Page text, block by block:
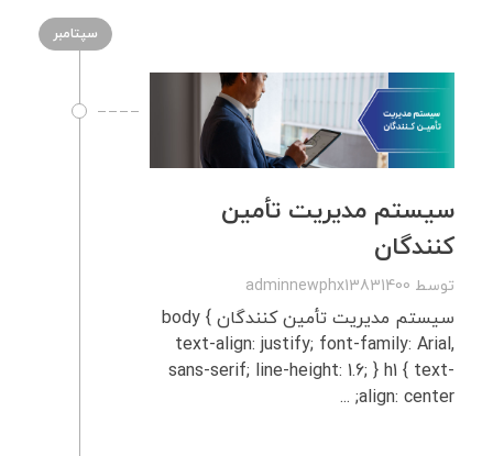
سپتامبر
سیستم مدیریت تأمین‌
کنندگان
توسط adminnewphx13831400
سیستم مدیریت تأمین‌ کنندگان body {
text-align: justify; font-family: Arial,
sans-serif; line-height: 1.6; } h1 { text-
align: center; ...